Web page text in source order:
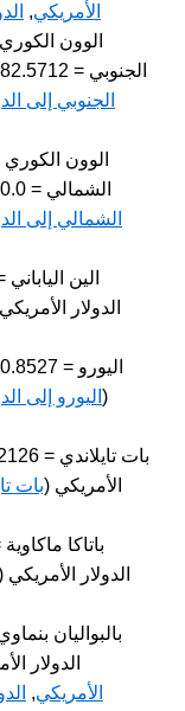
الأمريكي,
الجنوبي = 1382.5712 الدولار الأمريكي (
الجنوبي إلى
الشمالي = 900.0 الدولار الأمريكي (
الشمالي إلى
الدولار
( اليورو إلى
الأمريكي (بات
الدولار الأمريكي
الدولار
الأمريكي,